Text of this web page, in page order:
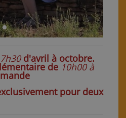
d'avril à octobre.
de 10h00 à
pour deux